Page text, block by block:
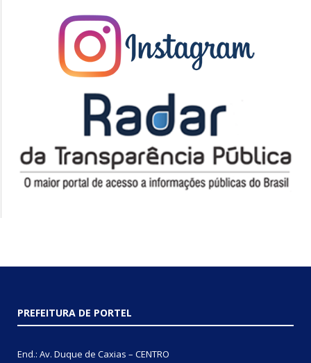
PREFEITURA DE PORTEL
End.: Av. Duque de Caxias – CENTRO